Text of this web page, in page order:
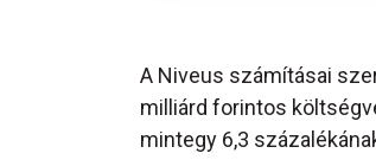
A Niveus számításai
milliárd forintos
mintegy 6,3